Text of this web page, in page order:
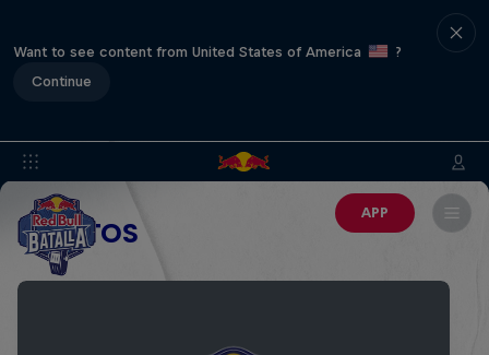
Want to see content from United States of America
?
Continue
APP
EVENTOS